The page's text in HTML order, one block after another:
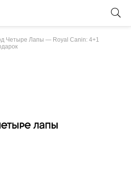
Четыре Лапы — Royal Canin: 4+1